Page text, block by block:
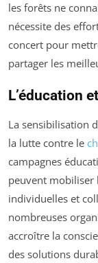
les forêts ne
nécessite des
concert pour
partager les
L’éducation
La sensibilisation
la lutte contre le
campagnes
peuvent mobiliser
individuelles et
nombreuses
accroître la
des solutions